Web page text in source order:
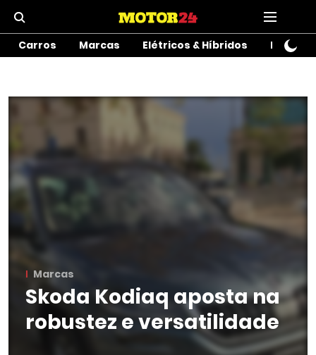
Carros Marcas Elétricos & Híbridos Motos
Marcas
Skoda Kodiaq aposta na
robustez e versatilidade